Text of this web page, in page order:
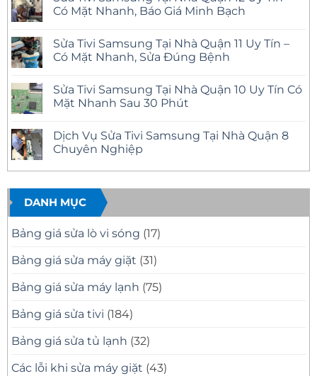
luận
ở
Phường
Bình
Trị
Tín
–
Có
Tại
Nhà
Có Mặt Nhanh, Báo Giá Minh Bạch
bình
luận
ở
Samsung
Tại
Nhà
Uy
Tín
–
Mặt
Báo
Giá
Minh
Bạch
Sửa Tivi Samsung Tại Nhà Quận 11 Uy Tín –
Có Mặt Nhanh, Sửa Đúng Bệnh
bình
luận
ở
Samsung
Tại
Nhà
11
Tín
–
Có
Mặt
Nhanh,
Sửa
Bệnh
Sửa Tivi Samsung Tại Nhà Quận 10 Uy Tín Có
Mặt Nhanh Sau 30 Phút
bình
luận
ở
Tivi
Tại
Nhà
Quận
10
Uy
Tín
Mặt
Nhanh
30
Phút
Dịch Vụ Sửa Tivi Samsung Tại Nhà Quận 8
Chuyên Nghiệp
có
luận
ở
Dịch
Vụ
Sửa
Tivi
Tại
Nhà
8
Chuyên
DANH MỤC
Bảng giá sửa lò vi sóng (17)
Bảng giá sửa máy giặt (31)
Bảng giá sửa máy lạnh (75)
Bảng giá sửa tivi (184)
Bảng giá sửa tủ lạnh (32)
Các lỗi khi sửa máy giặt (43)